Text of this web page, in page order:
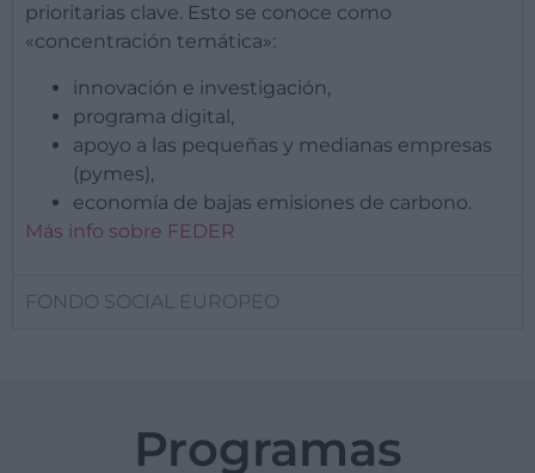
prioritarias clave. Esto se conoce como
«concentración temática»:
innovación e investigación,
programa digital,
apoyo a las pequeñas y medianas empresas
(pymes),
economía de bajas emisiones de carbono.
Más info sobre FEDER
FONDO SOCIAL EUROPEO
Programas